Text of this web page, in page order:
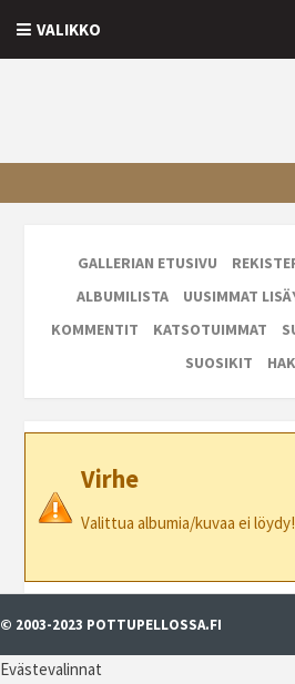
VALIKKO
GALLERIAN ETUSIVU
ALBUMILISTA
UUSIMMAT
KOMMENTIT
KATSOTUIMMAT
SUOSIKIT
Virhe
Valittua albumia/kuvaa ei löydy!
© 2003-2023 POTTUPELLOSSA.FI
Evästevalinnat